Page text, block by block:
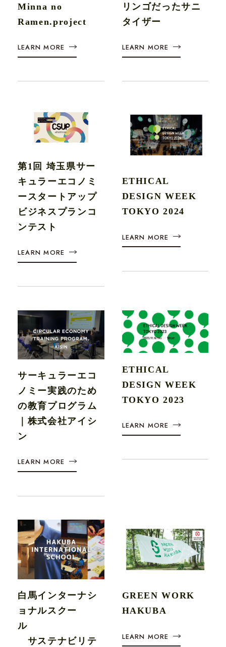
VISION
SERVICE
WORKS
MEMBER
PARTNER
CONTACT
Minna no
Ramen.project
LEARN MORE
リンゴだったサニ
タイザー
LEARN MORE
第1回 埼玉県サー
キュラーエコノミ
ースタートアップ
ビジネスプランコ
ンテスト
LEARN MORE
ETHICAL
DESIGN WEEK
TOKYO 2024
LEARN MORE
サーキュラーエコ
ノミー実践のため
の教育プログラム
｜株式会社アイシ
ン
LEARN MORE
ETHICAL
DESIGN WEEK
TOKYO 2023
LEARN MORE
白馬インターナシ
ョナルスクー
ル
サステナビリテ
GREEN WORK
HAKUBA
LEARN MORE